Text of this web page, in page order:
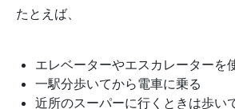
たとえば、
エレベーターやエスカレーターを
一駅分歩いてから電車に乗る
近所のスーパーに行くときは歩い